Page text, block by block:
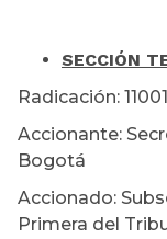
SECCIÓN
Radicación:
Accionante:
Bogotá
Accionado:
Primera del